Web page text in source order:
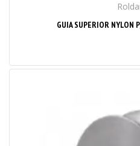
GUIA SUPERIOR NYLON